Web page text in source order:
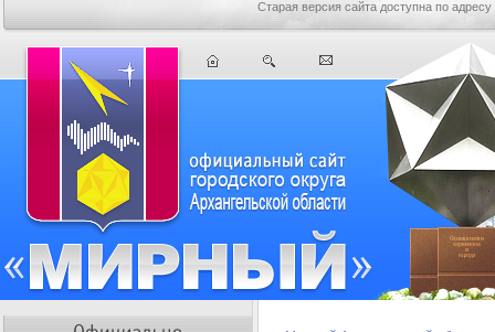
Старая версия сайта доступна по адресу